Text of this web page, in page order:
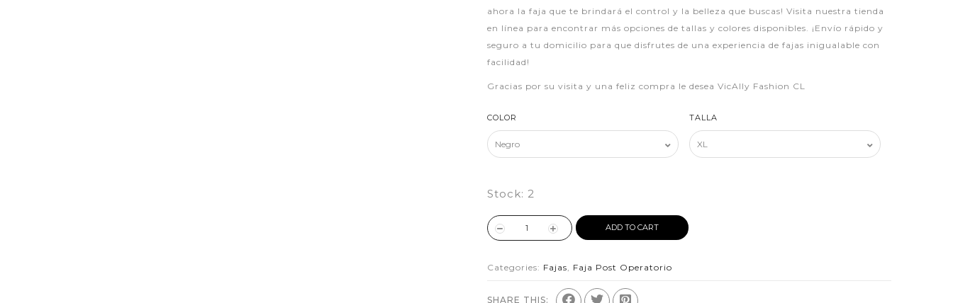
ahora la faja que te brindará el control y la belleza que buscas! Visita nuestra tienda
en línea para encontrar más opciones de tallas y colores disponibles. ¡Envío rápido y
seguro a tu domicilio para que disfrutes de una experiencia de fajas inigualable con
facilidad!
Gracias por su visita y una feliz compra le desea VicAlly Fashion CL
COLOR TALLA
Stock: 2
ADD TO CART
Categories: Fajas, Faja Post Operatorio
SHARE THIS: